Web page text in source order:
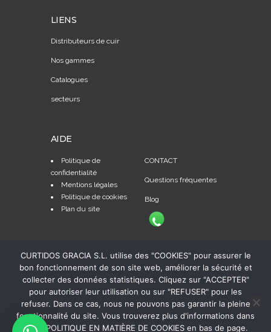
LIENS
Distributeurs de cuir
Nos gammes
Catalogues
secteurs
AIDE
Politique de
confidentialité
Mentions légales
Politique de cookies
Plan du site
CONTACT
Questions fréquentes
Blog
CURTIDOS GRACIA S.L. utilise des "COOKIES" pour assurer le
bon fonctionnement de son site web, améliorer la sécurité et
collecter des données statistiques. Cliquez sur "ACCEPTER"
pour autoriser leur utilisation ou sur "REFUSER" pour les
refuser. Dans ce cas, nous ne pouvons pas garantir la pleine
fonctionnalité du site. Vous trouverez plus d'informations dans
notre POLITIQUE EN MATIÈRE DE COOKIES en bas de page.